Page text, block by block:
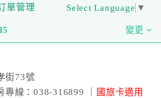
單管理 Select Language ▼
變更
街73號
線：038-316899 ｜
國旅卡適用